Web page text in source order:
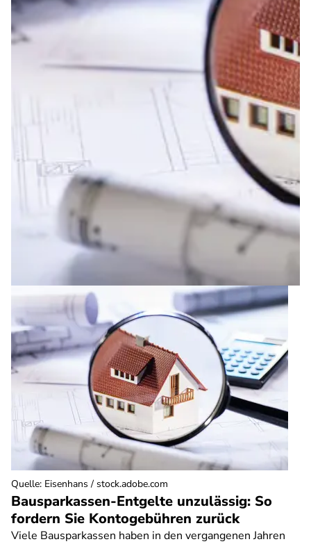
Bausparkassen-Entgelte unzulässig: So
fordern Sie Kontogebühren zurück
Viele Bausparkassen haben in den vergangenen Jahren
Quelle: Eisenhans / stock.adobe.com